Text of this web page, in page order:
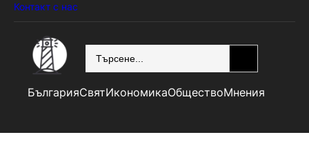
Контакт с нас
БългарияСвятИкономикаОбществоМнения